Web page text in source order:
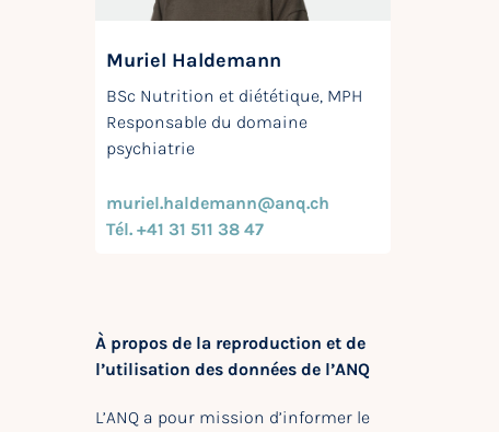
Muriel Haldemann
BSc Nutrition et diététique, MPH
Responsable du domaine
psychiatrie
muriel.haldemann@anq.ch
Tél. +41 31 511 38 47
À propos de la reproduction et de
l’utilisation des données de l’ANQ
L’ANQ a pour mission d’informer le